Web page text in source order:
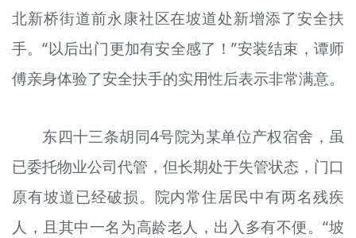
北新桥街道前永康社区在坡道处新增添了安全扶
手。“以后出门更加有安全感了！”安装结束，谭师
傅亲身体验了安全扶手的实用性后表示非常满意。
东四十三条胡同4号院为某单位产权宿舍，虽
已委托物业公司代管，但长期处于失管状态，门口
原有坡道已经破损。院内常住居民中有两名残疾
人，且其中一名为高龄老人，出入多有不便。“坡